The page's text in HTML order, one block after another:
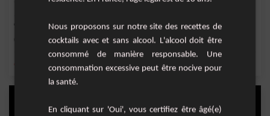
de...
Moyenne
citron , soda, jus de citron jaune , citron jaune frais
Nous proposons sur notre site des recettes de
cocktails avec et sans alcool. L'alcool doit être
consommé de manière responsable. Une
consommation excessive peut être nocive pour
la santé.
En cliquant sur 'Oui', vous certifiez être âgé(e)